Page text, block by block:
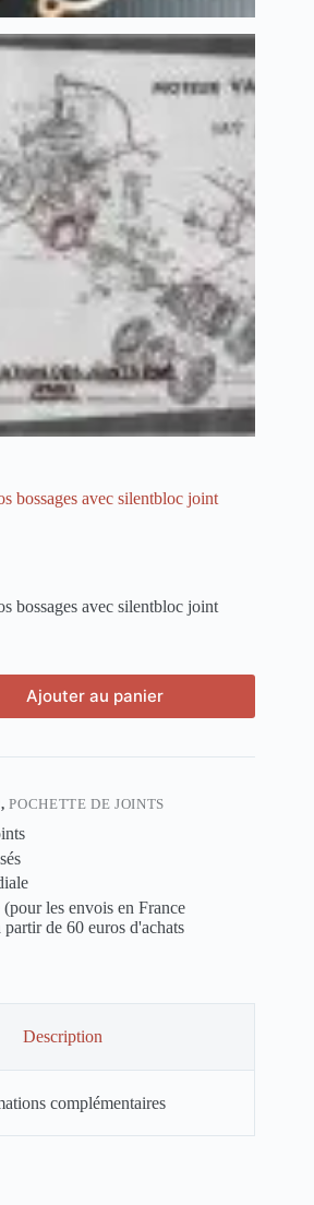
bossages avec silentbloc joint
bossages avec silentbloc joint
Ajouter au panier
,POCHETTE DE JOINTS
les envois en France
de 60 euros d'achats
Description
complémentaires